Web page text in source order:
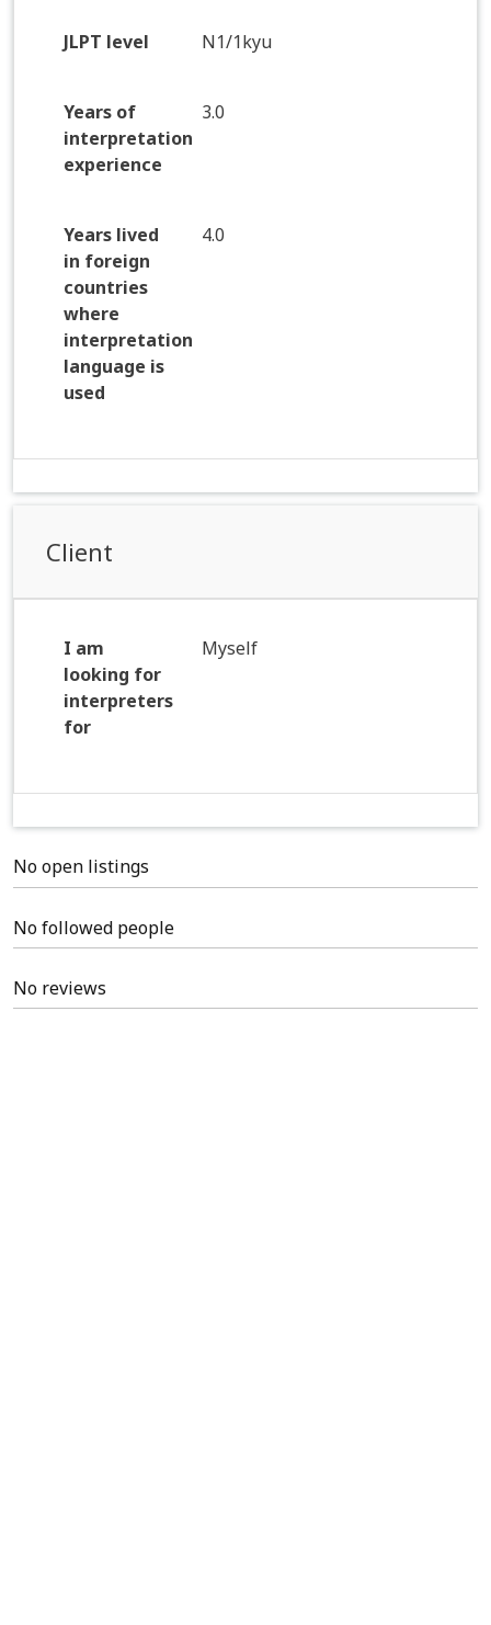
JLPT level N1/1kyu
Years of
interpretation
experience
3.0
Years lived
in foreign
countries
where
interpretation
language is
used
4.0
Client
I am
looking for
interpreters
for
Myself
No open listings
No followed people
No reviews